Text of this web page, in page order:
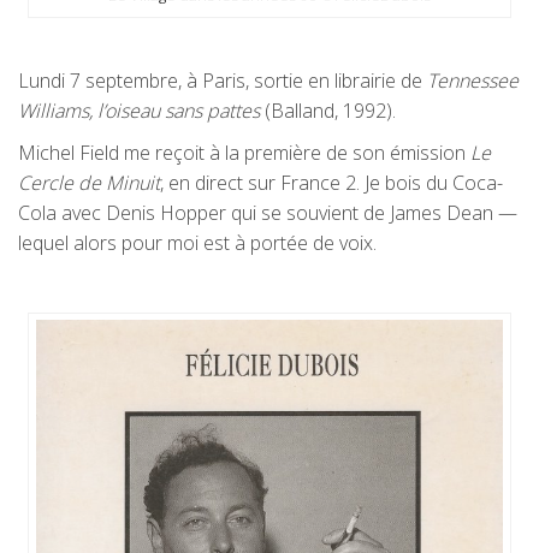
Lundi 7 septembre, à Paris, sortie en librairie de Tennessee
Williams, l’oiseau sans pattes(Balland, 1992).
Michel Field me reçoit à la première de son émission Le
Cercle de Minuit, en direct sur France 2. Je bois du Coca-
Cola avec Denis Hopper qui se souvient de James Dean —
lequel alors pour moi est à portée de voix.